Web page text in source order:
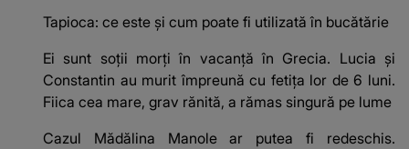
Tapioca: ce este și cum poate fi utilizată în bucătărie
Ei sunt soții morți în vacanță în Grecia. Lucia și
Constantin au murit împreună cu fetița lor de 6 luni.
Fiica cea mare, grav rănită, a rămas singură pe lume
Cazul Mădălina Manole ar putea fi redeschis.